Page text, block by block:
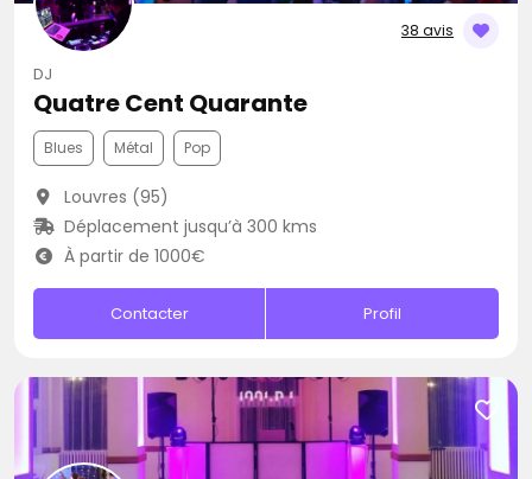
38 avis
DJ
Quatre Cent Quarante
Blues Métal Pop
Louvres (95)
Déplacement jusqu’à 300 kms
À partir de 1000€
Contacter Profil